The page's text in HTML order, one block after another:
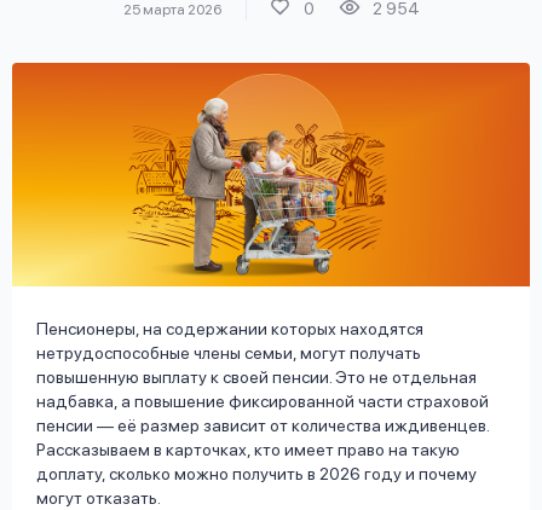
25 марта 2026 0 2 954
Пенсионеры, на содержании которых находятся
нетрудоспособные члены семьи, могут получать
повышенную выплату к своей пенсии. Это не отдельная
надбавка, а повышение фиксированной части страховой
пенсии — её размер зависит от количества иждивенцев.
Рассказываем в карточках, кто имеет право на такую
доплату, сколько можно получить в 2026 году и почему
могут отказать.
Оформить заявку
Войти под другим номером
вопрос
Ответы
на
вопросы
займов,
обработку
личных